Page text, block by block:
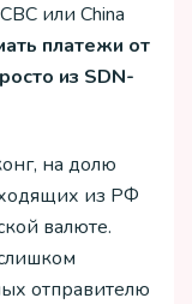
или China
платежи от
из SDN-
на долю
из РФ
валюте.
отправителю